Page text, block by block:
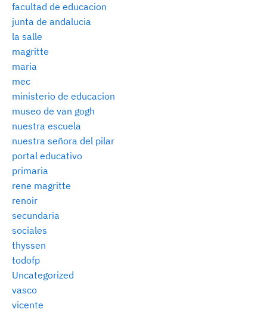
facultad de educacion
junta de andalucia
la salle
magritte
maria
mec
ministerio de educacion
museo de van gogh
nuestra escuela
nuestra señora del pilar
portal educativo
primaria
rene magritte
renoir
secundaria
sociales
thyssen
todofp
Uncategorized
vasco
vicente